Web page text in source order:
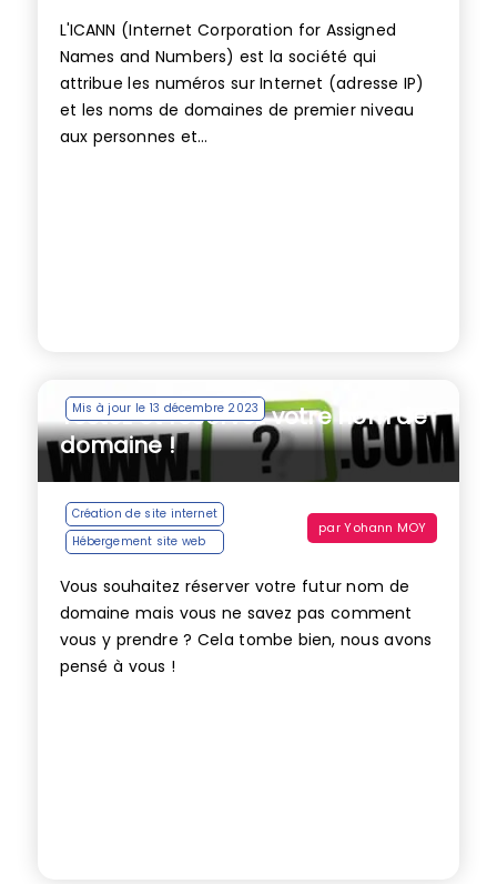
L'ICANN (Internet Corporation for Assigned
Names and Numbers) est la société qui
attribue les numéros sur Internet (adresse IP)
et les noms de domaines de premier niveau
aux personnes et...
Mis à jour le 13 décembre 2023
Testez et réservez votre nom de
domaine !
Création de site internet
Hébergement site web
parYohann MOY
Vous souhaitez réserver votre futur nom de
domaine mais vous ne savez pas comment
vous y prendre ? Cela tombe bien, nous avons
pensé à vous !